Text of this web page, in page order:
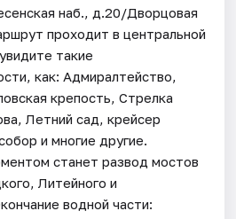
наб., д.20/Дворцовая
проходит в центральной
такие
как: Адмиралтейство,
крепость, Стрелка
Летний сад, крейсер
и многие другие.
станет развод мостов
Литейного и
водной части: